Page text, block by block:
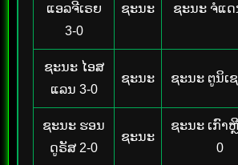
ແອລຈີເຣຍ
3-0
ຊະນະ ຊະນະ ຈໍແດ
ຊະນະ ໄອສ
ແລນ 3-0
ຊະນະ ຊະນະ ຕູນິເ
ຊະນະ ຮອນ
ດູຣັສ 2-0
ຊະນະ
ຊະນະ ເກົາ
0